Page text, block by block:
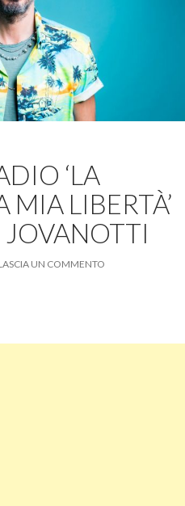
‘LA
MIA LIBERTÀ’
UN COMMENTO